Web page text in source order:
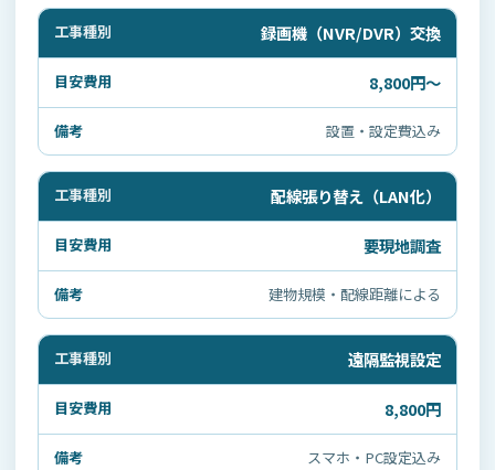
録画機（NVR/DVR）交換
8,800円〜
設置・設定費込み
配線張り替え（LAN化）
要現地調査
建物規模・配線距離による
遠隔監視設定
8,800円
スマホ・PC設定込み